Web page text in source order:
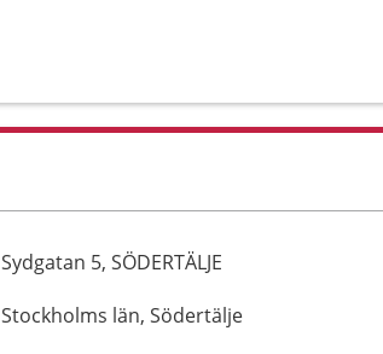
Sydgatan 5, SÖDERTÄLJE
Stockholms län, Södertälje